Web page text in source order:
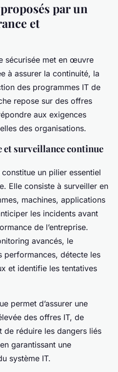
par un
et
sécurisée met en œuvre
à assurer la continuité, la
des programmes IT de
repose sur des offres
aux exigences
des organisations.
surveillance continue
un pilier essentiel
Elle consiste à surveiller en
machines, applications
les incidents avant
de l’entreprise.
avancés, le
performances, détecte les
et identifie les tentatives
permet d’assurer une
des offres IT, de
de réduire les dangers liés
garantissant une
système IT.